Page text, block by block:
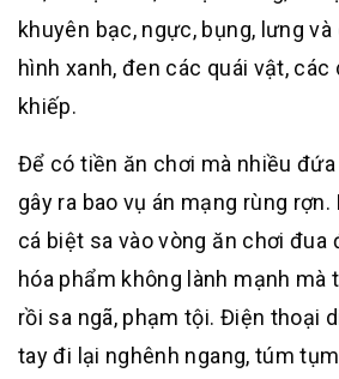
khuyên bạc, ngực, bụng, lưng
hình xanh, đen các quái vật, các
khiếp.
Để có tiền ăn chơi mà nhiều
gây ra bao vụ án mạng rùng
cá biệt sa vào vòng ăn chơi đua
hóa phẩm không lành mạnh mà
rồi sa ngã, phạm tội. Điện thoại
tay đi lại nghênh ngang, túm